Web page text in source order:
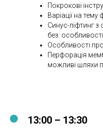
Покрокові
Варіації на
Синус-ліфтинг
без: особливості
Особливості
Перфорація
можливі шляхи
13:00 – 13:30